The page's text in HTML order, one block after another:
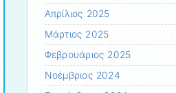
Απρίλιος 2025
Μάρτιος 2025
Φεβρουάριος 2025
Νοέμβριος 2024